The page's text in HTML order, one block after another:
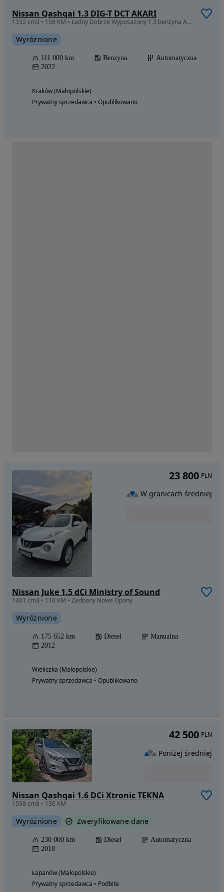
Nissan Qashqai 1.3 DIG-T DCT AKARI
1332 cm3 • 158 KM • Ładny Dobrze Wyposażony 1,3 benzyna Automat Headup i inne
Wyróżnione
111 000 km Benzyna
Automatyczna
2022
Kraków (Małopolskie)
Prywatny sprzedawca • Opublikowano
Nissan Juke 1.5 dCi Ministry of Sound
1461 cm3 • 110 KM • Zadbany Nowe Opony
Wyróżnione
175 652 km Diesel
Manualna
2012
Wieliczka (Małopolskie)
Prywatny sprzedawca • Opublikowano
23 800 PLN
W granicach średniej
Nissan Qashqai 1.6 DCi Xtronic TEKNA
1598 cm3 • 130 KM
Wyróżnione Zweryfikowane dane
230 000 km Diesel
Automatyczna
2018
Łapanów (Małopolskie)
Prywatny sprzedawca • Podbite
42 500 PLN
Poniżej średniej